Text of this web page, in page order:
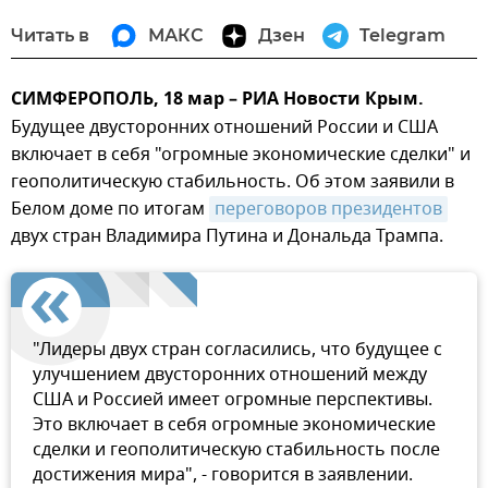
Читать в МАКС Дзен Telegram
СИМФЕРОПОЛЬ, 18 мар – РИА Новости Крым.
Будущее двусторонних отношений России и США
включает в себя "огромные экономические сделки" и
геополитическую стабильность. Об этом заявили в
Белом доме по итогам переговоров президентов
двух стран Владимира Путина и Дональда Трампа.
"Лидеры двух стран согласились, что будущее с
улучшением двусторонних отношений между
США и Россией имеет огромные перспективы.
Это включает в себя огромные экономические
сделки и геополитическую стабильность после
достижения мира", - говорится в заявлении.